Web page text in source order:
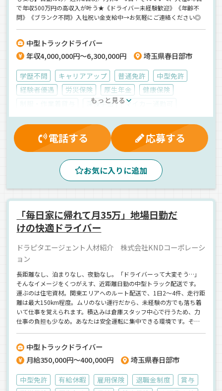
で年収500万円の高収入が叶う★《ドライバー未経験歓迎》《年齢不
問》《ブランク不問》入社祝い金支給中→お気軽にご連絡ください◎
中型トラックドライバー
年収4,000,000円～6,300,000円
埼玉県春日部市
学歴不問 キャリアアップ 普通免許
中型免許
経験者優遇
労災保険 厚生年金
健康保険
深夜手当
マイカー通勤可
有給休暇
交通費支給 社員登用制度
保養所有
残業手当
雇用保険 入社祝金 朝 早朝
夕方
エアサス
ドライブレコーダー
ジョロダー・ジョルダー
AT可
ETC搭載
バックアイモニター装備
地場 食品
箱車
冷蔵・冷凍車
正社員
もっと見る
電話する 応募する
お気に入りに追加
「毎日家に帰れて月35万」地場日勤だ
けの快適ドライバー
ドラピタエージェント人材紹介 株式会社KNDコーポレーシ
ョン
長距離なし、泊まりなし、夜勤なし。「ドライバーって大変そう…」
そんなイメージをくつがえす、近距離日勤の中型トラック配送です。
運ぶのは住宅資材。関東エリアへのルート配送で、1日2〜4件、走行距
離は最大150km程度。ムリのない運行だから、未経験の方でも落ち着
いて仕事を覚えられます。積込みは倉庫スタッフ中心で行うため、力
仕事の負担も少なめ。あなたは安全運転に集中できる環境です。それ
待遇が整っています。トラック未経験でも心配いりません。「独り立
ちするまで放置しない」「分からないことはすぐ聞ける」そんな安心
暇、残業少なめで夕方には帰宅できるから、プライベートも充実。安
定収入と生活のゆとり、どちらも手に入る仕事です。株式会社KNDコ
中型トラックドライバー
月給350,000円～400,000円
埼玉県春日部市
中型免許 有給休暇 雇用保険 退職金制度
賞与